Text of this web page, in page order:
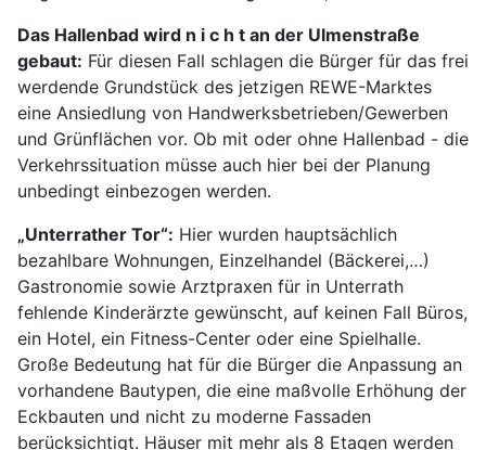
Das Hallenbad wird n i c h t an der Ulmenstraße
gebaut: Für diesen Fall schlagen die Bürger für das frei
werdende Grundstück des jetzigen REWE-Marktes
eine Ansiedlung von Handwerksbetrieben/Gewerben
und Grünflächen vor. Ob mit oder ohne Hallenbad - die
Verkehrssituation müsse auch hier bei der Planung
unbedingt einbezogen werden.
„Unterrather Tor“: Hier wurden hauptsächlich
bezahlbare Wohnungen, Einzelhandel (Bäckerei,…)
Gastronomie sowie Arztpraxen für in Unterrath
fehlende Kinderärzte gewünscht, auf keinen Fall Büros,
ein Hotel, ein Fitness-Center oder eine Spielhalle.
Große Bedeutung hat für die Bürger die Anpassung an
vorhandene Bautypen, die eine maßvolle Erhöhung der
Eckbauten und nicht zu moderne Fassaden
berücksichtigt. Häuser mit mehr als 8 Etagen werden